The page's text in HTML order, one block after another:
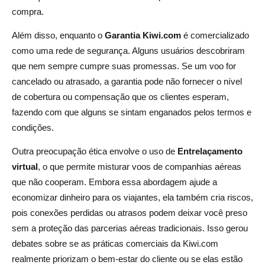
compra.
Além disso, enquanto o Garantia Kiwi.com é comercializado
como uma rede de segurança. Alguns usuários descobriram
que nem sempre cumpre suas promessas. Se um voo for
cancelado ou atrasado, a garantia pode não fornecer o nível
de cobertura ou compensação que os clientes esperam,
fazendo com que alguns se sintam enganados pelos termos e
condições.
Outra preocupação ética envolve o uso de Entrelaçamento
virtual, o que permite misturar voos de companhias aéreas
que não cooperam. Embora essa abordagem ajude a
economizar dinheiro para os viajantes, ela também cria riscos,
pois conexões perdidas ou atrasos podem deixar você preso
sem a proteção das parcerias aéreas tradicionais. Isso gerou
debates sobre se as práticas comerciais da Kiwi.com
realmente priorizam o bem-estar do cliente ou se elas estão